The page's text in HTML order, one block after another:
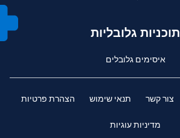
תוכניות גלובליות
איסימים גלובלים
צור קשר תנאי שימוש הצהרת פרטיות
מדיניות עוגיות